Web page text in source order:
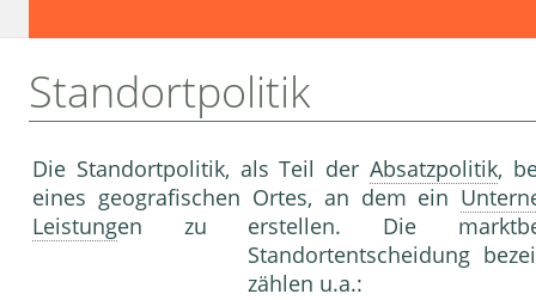
Standortpolitik
Die Standortpolitik, als Teil derAbsatzpolitik,
eines geografischen Ortes, an dem ein
Leistungen zu erstellen. Die
Standortentscheidung
zählen u.a.: